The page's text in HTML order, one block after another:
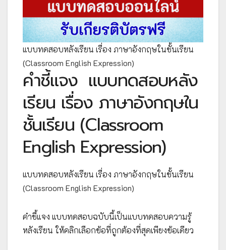
แบบทดสอบหลังเรียน เรื่อง ภาษาอังกฤษในชั้นเรียน
(Classroom English Expression)
คำชี้แจง แบบทดสอบหลัง
เรียน เรื่อง ภาษาอังกฤษใน
ชั้นเรียน (Classroom
English Expression)
แบบทดสอบหลังเรียน เรื่อง ภาษาอังกฤษในชั้นเรียน
(Classroom English Expression)
คำชี้แจง แบบทดสอบฉบับนี้เป็นแบบทดสอบความรู้
หลังเรียน ให้คลิกเลือกข้อที่ถูกต้องที่สุดเพียงข้อเดียว